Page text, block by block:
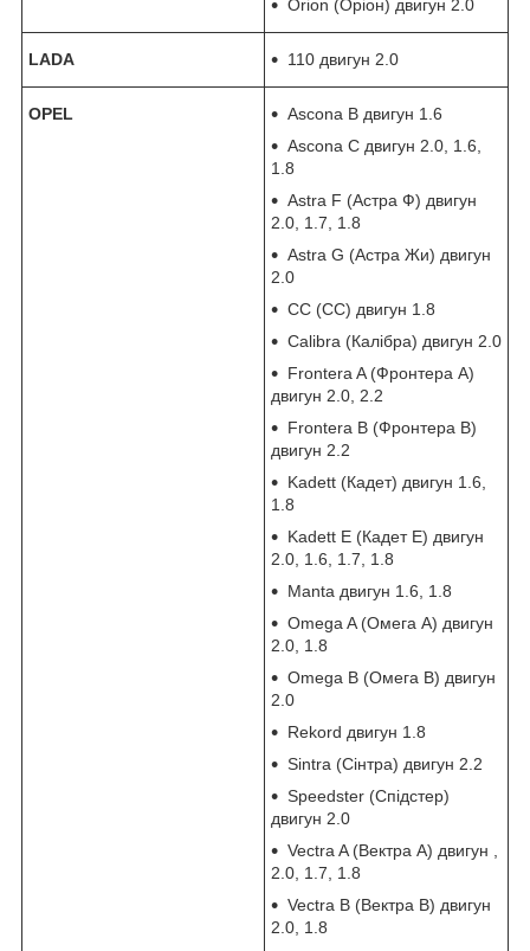
Orion (Оріон) двигун 2.0
LADA 110 двигун 2.0
OPEL
Ascona B двигун 1.6
Ascona C двигун 2.0, 1.6,
1.8
Astra F (Астра Ф) двигун
2.0, 1.7, 1.8
Astra G (Астра Жи) двигун
2.0
CC (СС) двигун 1.8
Calibra (Калібра) двигун 2.0
Frontera A (Фронтера А)
двигун 2.0, 2.2
Frontera B (Фронтера В)
двигун 2.2
Kadett (Кадет) двигун 1.6,
1.8
Kadett E (Кадет Е) двигун
2.0, 1.6, 1.7, 1.8
Manta двигун 1.6, 1.8
Omega A (Омега А) двигун
2.0, 1.8
Omega B (Омега В) двигун
2.0
Rekord двигун 1.8
Sintra (Сінтра) двигун 2.2
Speedster (Спідстер)
двигун 2.0
Vectra A (Вектра А) двигун ,
2.0, 1.7, 1.8
Vectra B (Вектра В) двигун
2.0, 1.8